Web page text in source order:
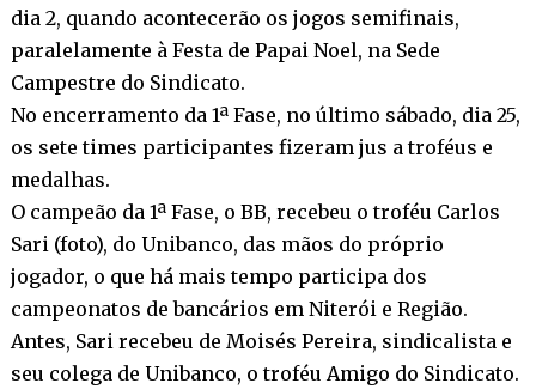
dia 2, quando acontecerão os jogos semifinais,
paralelamente à Festa de Papai Noel, na Sede
Campestre do Sindicato.
No encerramento da 1ª Fase, no último sábado, dia 25,
os sete times participantes fizeram jus a troféus e
medalhas.
O campeão da 1ª Fase, o BB, recebeu o troféu Carlos
Sari (foto), do Unibanco, das mãos do próprio
jogador, o que há mais tempo participa dos
campeonatos de bancários em Niterói e Região.
Antes, Sari recebeu de Moisés Pereira, sindicalista e
seu colega de Unibanco, o troféu Amigo do Sindicato.